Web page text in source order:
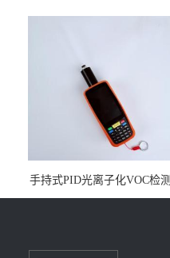
手持式PID光离子化VOC检测
仪（挥发性有机物设备）